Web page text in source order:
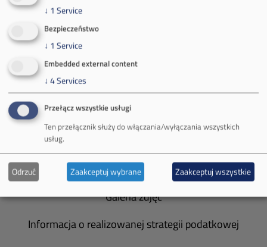
Władze spółki
Spółka Południowy Koncern Węglowy
Zakład Górniczy Brzeszcze
Zakład Górniczy Sobieski
Galeria zdjęć
Informacja o realizowanej strategii podatkowej
↓ 1 Service
Bezpieczeństwo
↓ 1 Service
Embedded external content
↓ 4Services
Przełącz wszystkie usługi
Ten przełącznik służy do włączania/wyłączania wszystkich
usług.
Odrzuć Zaakceptuj wybrane Zaakceptuj wszystkie